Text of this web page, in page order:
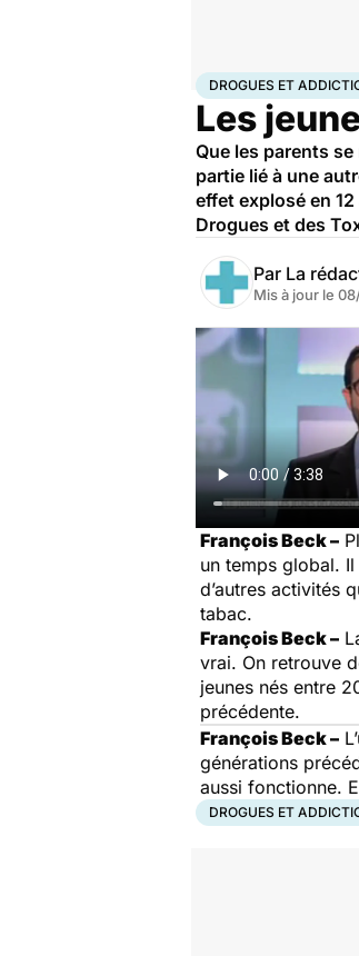
AccueilSanté Maladies
DROGUES ET
Les
Que les parents
partie lié à une
effet explosé en
Drogues et des
Par La
Mis à jour le
François Beck –
un temps global. Il
d’autres activités
tabac.
François Beck –
vrai. On retrouve
jeunes nés entre
précédente.
François Beck –
générations
aussi fonctionne.
DROGUES ET